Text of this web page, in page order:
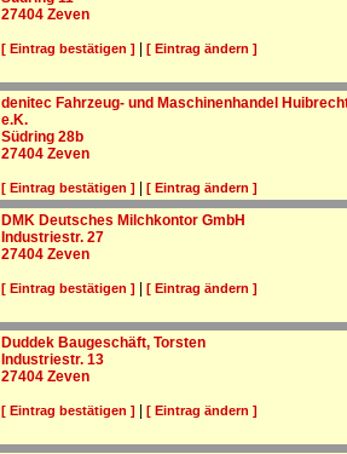
27404 Zeven
[ Eintrag bestätigen ] |[ Eintrag ändern ]
denitec Fahrzeug- und Maschinenhandel
e.K.
Südring 28b
27404 Zeven
[ Eintrag bestätigen ] |[ Eintrag ändern ]
DMK Deutsches Milchkontor GmbH
Industriestr. 27
27404 Zeven
[ Eintrag bestätigen ] |[ Eintrag ändern ]
Duddek Baugeschäft, Torsten
Industriestr. 13
27404 Zeven
[ Eintrag bestätigen ] |[ Eintrag ändern ]